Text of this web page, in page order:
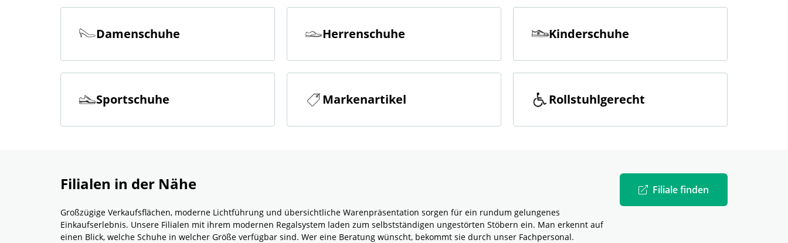
Damenschuhe Herrenschuhe Kinderschuhe
Sportschuhe Markenartikel Rollstuhlgerecht
Filialen in der Nähe
Großzügige Verkaufsflächen, moderne Lichtführung und übersichtliche Warenpräsentation sorgen für ein rundum gelungenes
Einkaufserlebnis. Unsere Filialen mit ihrem modernen Regalsystem laden zum selbstständigen ungestörten Stöbern ein. Man erkennt auf
einen Blick, welche Schuhe in welcher Größe verfügbar sind. Wer eine Beratung wünscht, bekommt sie durch unser Fachpersonal.
Filiale finden